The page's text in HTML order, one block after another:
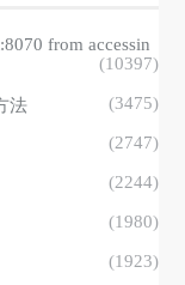
from accessin
(10397)
法 (3475)
(2747)
(2244)
(1980)
(1923)